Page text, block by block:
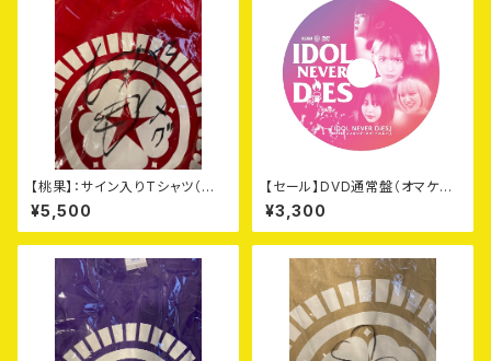
【桃果】：サイン入りTシャツ（赤：
Lサイズ）＋DVD+オマケ
¥5,500
【セール】DVD通常盤（オマケつ
き）
¥3,300